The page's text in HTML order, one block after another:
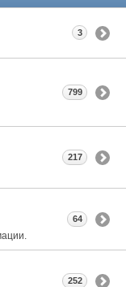
3
799
217
64
252